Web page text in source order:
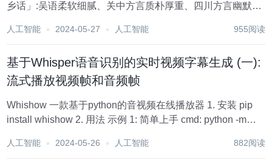
乡话」:吴语柔软细腻、关中方言质朴厚重、四川方言幽默诙
习惯，也是一种情感连接、一种文化认同。我们「上网冲
人工智能 2024-05-27 人工智能 955阅读
基于Whisper语音识别的实时视频字幕生成 (一):
流式播放视频帧和音频帧
Whishow 一款基于python的音视频在线播放器 1. 安装 pip
install whishow 2. 用法 示例 1: 简单上手 cmd: python -m
人工智能 2024-05-26 人工智能 882阅读